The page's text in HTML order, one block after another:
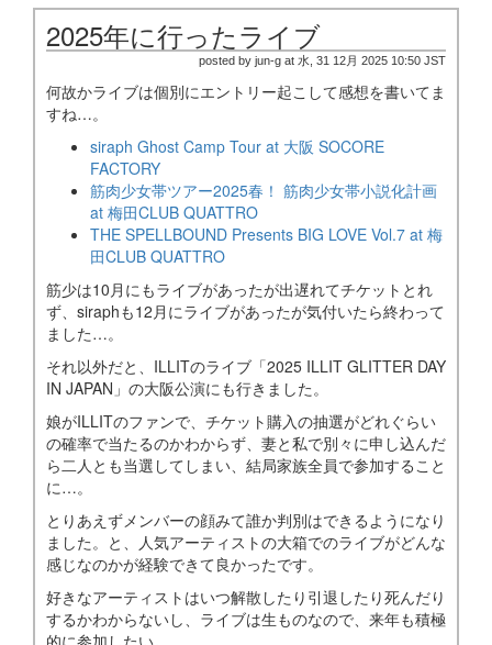
2025年に行ったライブ
posted by jun-g at 水, 31 12月 2025 10:50 JST
何故かライブは個別にエントリー起こして感想を書いてま
すね…。
siraph Ghost Camp Tour at 大阪 SOCORE
FACTORY
筋肉少女帯ツアー2025春！ 筋肉少女帯小説化計画
at 梅田CLUB QUATTRO
THE SPELLBOUND Presents BIG LOVE Vol.7 at 梅
田CLUB QUATTRO
筋少は10月にもライブがあったが出遅れてチケットとれ
ず、siraphも12月にライブがあったが気付いたら終わって
ました…。
それ以外だと、ILLITのライブ「2025 ILLIT GLITTER DAY
IN JAPAN」の大阪公演にも行きました。
娘がILLITのファンで、チケット購入の抽選がどれぐらい
の確率で当たるのかわからず、妻と私で別々に申し込んだ
ら二人とも当選してしまい、結局家族全員で参加すること
に…。
とりあえずメンバーの顔みて誰か判別はできるようになり
ました。と、人気アーティストの大箱でのライブがどんな
感じなのかが経験できて良かったです。
好きなアーティストはいつ解散したり引退したり死んだり
するかわからないし、ライブは生ものなので、来年も積極
的に参加したい。